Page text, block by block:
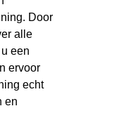
Door
alle
een
ervoor
echt
en